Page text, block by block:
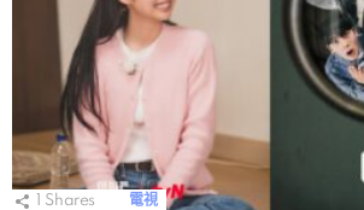
Shares 電視